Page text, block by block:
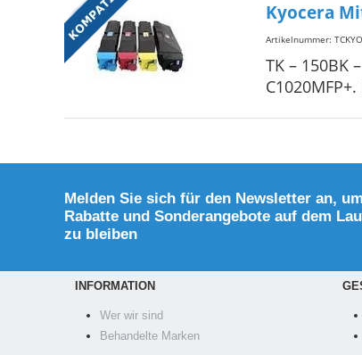
Kyocera
Artikelnummer:
TK – 150BK
Melden Sie sich für den Newsletter an,
Rabatte und Sonderangebote auf dem
zu bleiben
INFORMATION
Wer wir sind
Behandelte Marken